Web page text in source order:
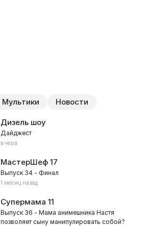
Мультики Новости
Дизель шоу
Дайджест
вчера
МастерШеф17
Выпуск 34 - Финал
1 месяц назад
Супермама 11
Выпуск 36 - Мама анимешника Настя
позволяет сыну манипулировать собой?